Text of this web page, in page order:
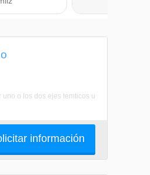
o los dos ejes temticos u
información